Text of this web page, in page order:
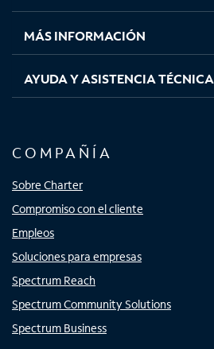
nuevanuevanuevanueva
MÁS INFORMACIÓN
AYUDA Y ASISTENCIA TÉCNICA
COMPAÑÍA
Sobre Charter
Compromiso con el cliente
Empleos
Soluciones para empresas
Spectrum Reach
Spectrum Community Solutions
Spectrum Business